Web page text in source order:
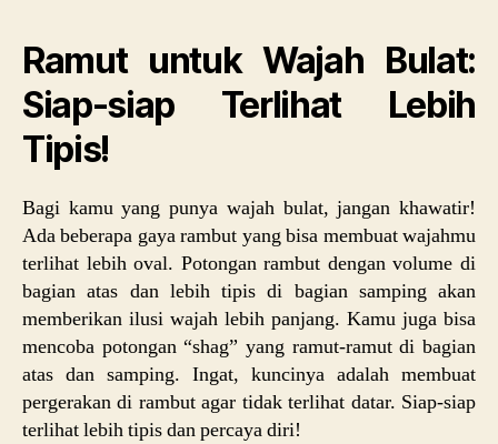
Ramut untuk Wajah Bulat:
Siap-siap Terlihat Lebih
Tipis!
Bagi kamu yang punya wajah bulat, jangan khawatir!
Ada beberapa gaya rambut yang bisa membuat wajahmu
terlihat lebih oval. Potongan rambut dengan volume di
bagian atas dan lebih tipis di bagian samping akan
memberikan ilusi wajah lebih panjang. Kamu juga bisa
mencoba potongan “shag” yang ramut-ramut di bagian
atas dan samping. Ingat, kuncinya adalah membuat
pergerakan di rambut agar tidak terlihat datar. Siap-siap
terlihat lebih tipis dan percaya diri!